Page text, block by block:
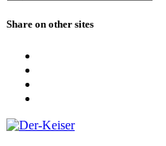
Share on other sites